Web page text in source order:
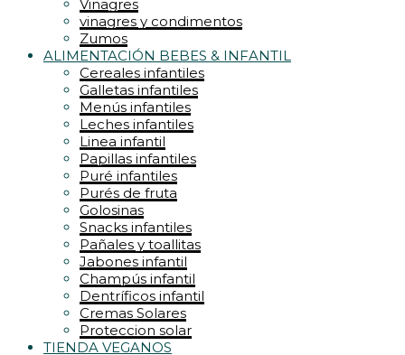
Vinagres
vinagres y condimentos
Zumos
ALIMENTACIÓN BEBES & INFANTIL
Cereales infantiles
Galletas infantiles
Menús infantiles
Leches infantiles
Linea infantil
Papillas infantiles
Puré infantiles
Purés de fruta
Golosinas
Snacks infantiles
Pañales y toallitas
Jabones infantil
Champús infantil
Dentríficos infantil
Cremas Solares
Proteccion solar
TIENDA VEGANOS